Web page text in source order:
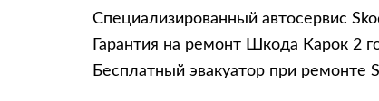
Специализированный автосервис
Гарантия на ремонт Шкода Карок 2
Бесплатный эвакуатор при ремонте